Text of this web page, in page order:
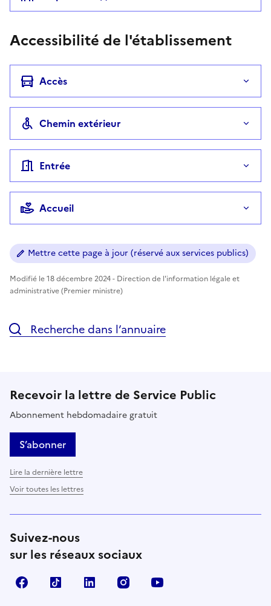
Accessibilité de l'établissement
Accès
Chemin extérieur
Entrée
Accueil
Mettre cette page à jour (réservé aux services publics)
Modifié le 18 décembre 2024 - Direction de l'information légale et
administrative (Premier ministre)
Recherche dans l’annuaire
Recevoir la lettre de Service Public
Abonnement hebdomadaire gratuit
S’abonner
Lire la dernière lettre
Voir toutes les lettres
Suivez-nous
sur les réseaux sociaux
FacebookTikTok LinkedIn Instagram